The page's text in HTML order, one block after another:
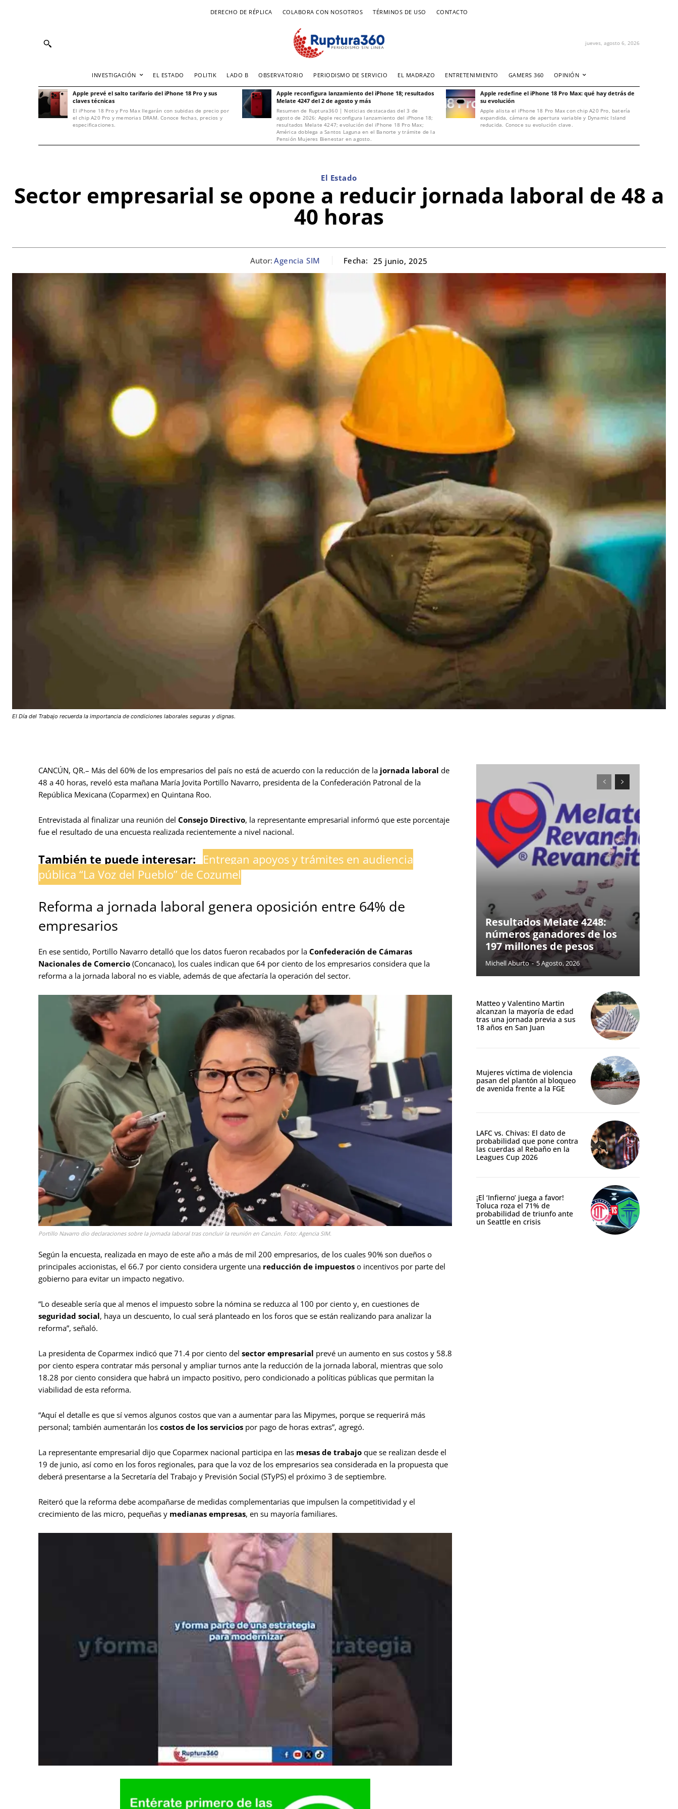
DERECHO DE RÉPLICA COLABORA CON NOSOTROS TÉRMINOS DE USO CONTACTO
jueves, agosto 6, 2026
INVESTIGACIÓN EL ESTADO POLITIK LADO B OBSERVATORIO PERIODISMO DE SERVICIO EL MADRAZO ENTRETENIMIENTO GAMERS 360 OPINIÓN
Apple prevé el salto tarifario del iPhone 18 Pro y sus
claves técnicas
El iPhone 18 Pro y Pro Max llegarán con subidas de precio por
el chip A20 Pro y memorias DRAM. Conoce fechas, precios y
especificaciones.
Apple reconfigura lanzamiento del iPhone 18; resultados
Melate 4247 del 2 de agosto y más
Resumen de Ruptura360 | Noticias destacadas del 3 de
agosto de 2026: Apple reconfigura lanzamiento del iPhone 18;
resultados Melate 4247; evolución del iPhone 18 Pro Max;
América doblega a Santos Laguna en el Banorte y trámite de la
Pensión Mujeres Bienestar en agosto.
Apple redefine el iPhone 18 Pro Max: qué hay detrás de
su evolución
Apple alista el iPhone 18 Pro Max con chip A20 Pro, batería
expandida, cámara de apertura variable y Dynamic Island
reducida. Conoce su evolución clave.
El Estado
Sector empresarial se opone a reducir jornada laboral de 48 a
40 horas
Autor: Agencia SIM Fecha: 25 junio, 2025
El Día del Trabajo recuerda la importancia de condiciones laborales seguras y dignas.
CANCÚN, QR.– Más del 60% de los empresarios del país no está de acuerdo con la reducción de la jornada laboral de
48 a 40 horas, reveló esta mañana María Jovita Portillo Navarro, presidenta de la Confederación Patronal de la
República Mexicana (Coparmex) en Quintana Roo.
Entrevistada al finalizar una reunión del Consejo Directivo, la representante empresarial informó que este porcentaje
fue el resultado de una encuesta realizada recientemente a nivel nacional.
También te puede interesar: Entregan apoyos y trámites en audiencia
pública “La Voz del Pueblo” de Cozumel
Reforma a jornada laboral genera oposición entre 64% de
empresarios
En ese sentido, Portillo Navarro detalló que los datos fueron recabados por la Confederación de Cámaras
Nacionales de Comercio (Concanaco), los cuales indican que 64 por ciento de los empresarios considera que la
reforma a la jornada laboral no es viable, además de que afectaría la operación del sector.
Portillo Navarro dio declaraciones sobre la jornada laboral tras concluir la reunión en Cancún. Foto: Agencia SIM.
Según la encuesta, realizada en mayo de este año a más de mil 200 empresarios, de los cuales 90% son dueños o
principales accionistas, el 66.7 por ciento considera urgente una reducción de impuestos o incentivos por parte del
gobierno para evitar un impacto negativo.
“Lo deseable sería que al menos el impuesto sobre la nómina se reduzca al 100 por ciento y, en cuestiones de
seguridad social, haya un descuento, lo cual será planteado en los foros que se están realizando para analizar la
reforma”, señaló.
La presidenta de Coparmex indicó que 71.4 por ciento del sector empresarial prevé un aumento en sus costos y 58.8
por ciento espera contratar más personal y ampliar turnos ante la reducción de la jornada laboral, mientras que solo
18.28 por ciento considera que habrá un impacto positivo, pero condicionado a políticas públicas que permitan la
viabilidad de esta reforma.
“Aquí el detalle es que sí vemos algunos costos que van a aumentar para las Mipymes, porque se requerirá más
personal; también aumentarán los costos de los servicios por pago de horas extras”, agregó.
La representante empresarial dijo que Coparmex nacional participa en las mesas de trabajo que se realizan desde el
19 de junio, así como en los foros regionales, para que la voz de los empresarios sea considerada en la propuesta que
deberá presentarse a la Secretaría del Trabajo y Previsión Social (STyPS) el próximo 3 de septiembre.
Reiteró que la reforma debe acompañarse de medidas complementarias que impulsen la competitividad y el
crecimiento de las micro, pequeñas y medianas empresas, en su mayoría familiares.
Resultados Melate 4248:
números ganadores de los
197 millones de pesos
Michell Aburto - 5 Agosto, 2026
Matteo y Valentino Martin
alcanzan la mayoría de edad
tras una jornada previa a sus
18 años en San Juan
Mujeres víctima de violencia
pasan del plantón al bloqueo
de avenida frente a la FGE
LAFC vs. Chivas: El dato de
probabilidad que pone contra
las cuerdas al Rebaño en la
Leagues Cup 2026
¡El ‘Infierno’ juega a favor!
Toluca roza el 71% de
probabilidad de triunfo ante
un Seattle en crisis